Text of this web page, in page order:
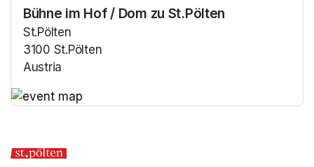
Bühne im Hof / Dom zu St.Pölten
St.Pölten
3100 St.Pölten
Austria